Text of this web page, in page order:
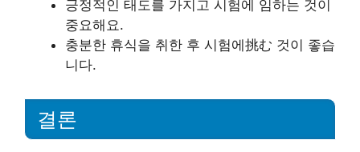
긍정적인 태도를 가지고 시험에 임하는 것이
중요해요.
충분한 휴식을 취한 후 시험에挑む 것이 좋습
니다.
결론